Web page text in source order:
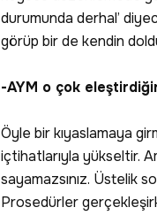
durumunda derhal’
görüp bir de kendin
-AYM o çok
Öyle bir kıyaslamaya
içtihatlarıyla yükseltir.
sayamazsınız. Üstelik
Prosedürler